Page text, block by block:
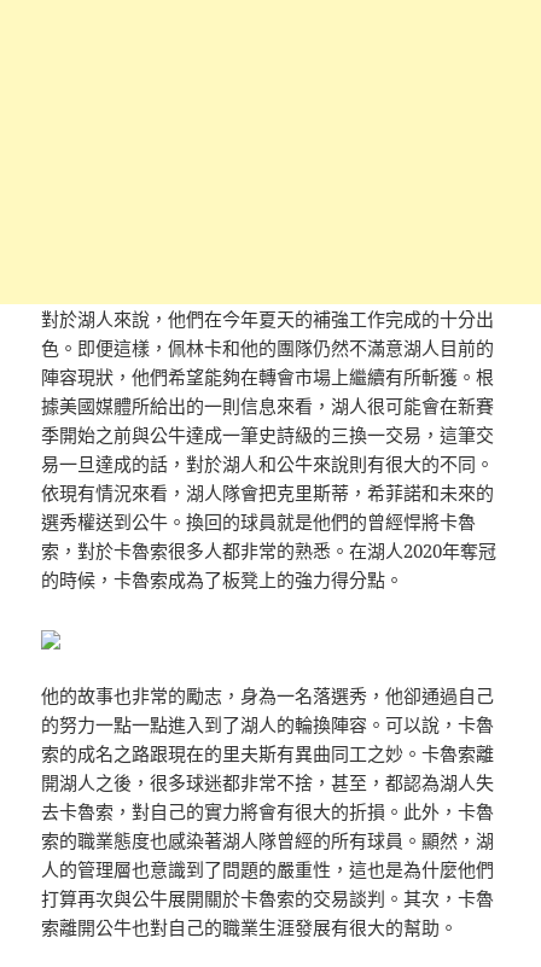
對於湖人來說，他們在今年夏天的補強工作完成的十分出
色。即便這樣，佩林卡和他的團隊仍然不滿意湖人目前的
陣容現狀，他們希望能夠在轉會市場上繼續有所斬獲。根
據美國媒體所給出的一則信息來看，湖人很可能會在新賽
季開始之前與公牛達成一筆史詩級的三換一交易，這筆交
易一旦達成的話，對於湖人和公牛來說則有很大的不同。
依現有情況來看，湖人隊會把克里斯蒂，希菲諾和未來的
選秀權送到公牛。換回的球員就是他們的曾經悍將卡魯
索，對於卡魯索很多人都非常的熟悉。在湖人2020年奪冠
的時候，卡魯索成為了板凳上的強力得分點。
他的故事也非常的勵志，身為一名落選秀，他卻通過自己
的努力一點一點進入到了湖人的輪換陣容。可以說，卡魯
索的成名之路跟現在的里夫斯有異曲同工之妙。卡魯索離
開湖人之後，很多球迷都非常不捨，甚至，都認為湖人失
去卡魯索，對自己的實力將會有很大的折損。此外，卡魯
索的職業態度也感染著湖人隊曾經的所有球員。顯然，湖
人的管理層也意識到了問題的嚴重性，這也是為什麼他們
打算再次與公牛展開關於卡魯索的交易談判。其次，卡魯
索離開公牛也對自己的職業生涯發展有很大的幫助。